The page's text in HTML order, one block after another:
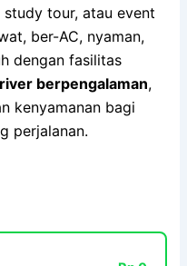
tour, atau event
ber-AC, nyaman,
dengan fasilitas
berpengalaman,
kenyamanan bagi
perjalanan.